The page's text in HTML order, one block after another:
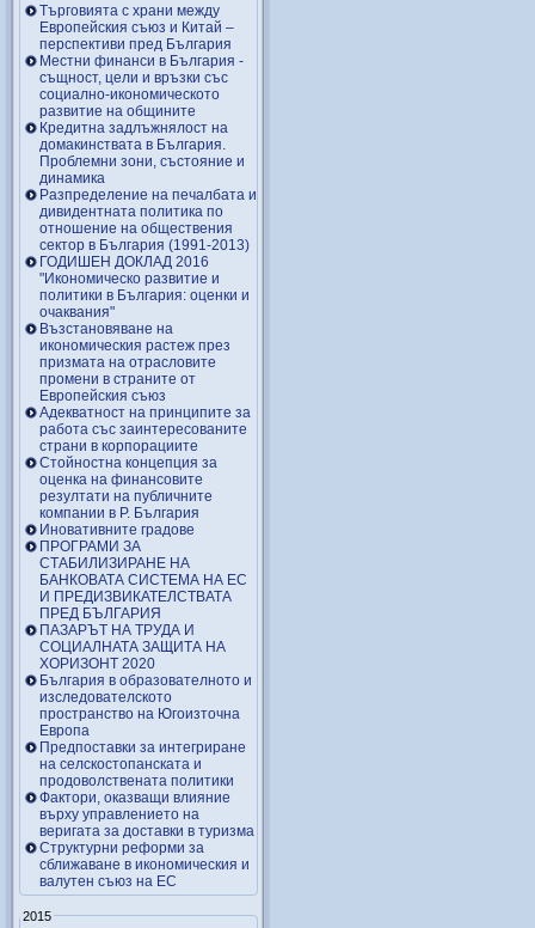
Търговията с храни между
Европейския съюз и Китай –
перспективи пред България
Местни финанси в България -
същност, цели и връзки със
социално-икономическото
развитие на общините
Кредитна задлъжнялост на
домакинствата в България.
Проблемни зони, състояние и
динамика
Разпределение на печалбата и
дивидентната политика по
отношение на обществения
сектор в България (1991-2013)
ГОДИШЕН ДОКЛАД 2016
"Икономическо развитие и
политики в България: оценки и
очаквания"
Възстановяване на
икономическия растеж през
призмата на отрасловите
промени в страните от
Европейския съюз
Адекватност на принципите за
работа със заинтересованите
страни в корпорациите
Стойностна концепция за
оценка на финансовите
резултати на публичните
компании в Р. България
Иновативните градове
ПРОГРАМИ ЗА
СТАБИЛИЗИРАНЕ НА
БАНКОВАТА СИСТЕМА НА ЕС
И ПРЕДИЗВИКАТЕЛСТВАТА
ПРЕД БЪЛГАРИЯ
ПАЗАРЪТ НА ТРУДА И
СОЦИАЛНАТА ЗАЩИТА НА
ХОРИЗОНТ 2020
България в образователното и
изследователското
пространство на Югоизточна
Европа
Предпоставки за интегриране
на селскостопанската и
продоволствената политики
Фактори, оказващи влияние
върху управлението на
веригата за доставки в туризма
Структурни реформи за
сближаване в икономическия и
валутен съюз на ЕС
2015